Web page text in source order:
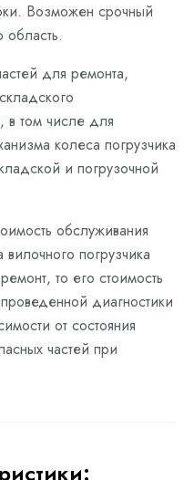
Возможен срочный
для ремонта,
в том числе для
колеса погрузчика
и погрузочной
обслуживания
погрузчика
то его стоимость
диагностики
от состояния
частей при